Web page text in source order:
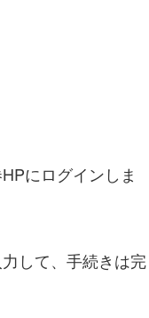
にログインしま
して、手続きは完